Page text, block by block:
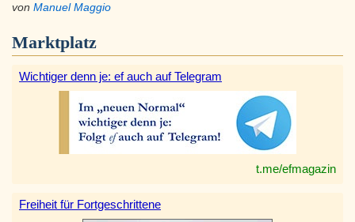
von Manuel Maggio
Marktplatz
Wichtiger denn je: ef auch auf Telegram
t.me/efmagazin
Freiheit für Fortgeschrittene